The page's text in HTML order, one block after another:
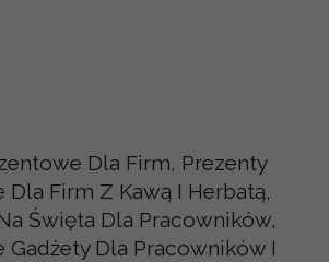
Dla Firm, Prezenty
Dla Firm Z Kawą I Herbatą,
Święta Dla Pracowników,
Gadżety Dla Pracowników I